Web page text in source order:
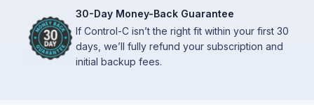
30-Day Money-Back Guarantee
If Control-C isn’t the right fit within your first 30
days, we’ll fully refund your subscription and
initial backup fees.